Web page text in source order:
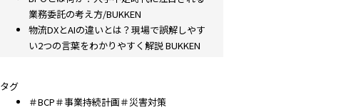
業務委託の考え方/BUKKEN
物流DXとAIの違いとは？現場で誤解しやす
い2つの言葉をわかりやすく解説 BUKKEN
タグ
＃BCP＃事業持続計画＃災害対策